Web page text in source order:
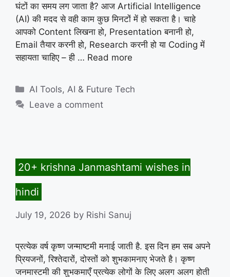
घंटों का समय लग जाता है? आज Artificial Intelligence
(AI) की मदद से वही काम कुछ मिनटों में हो सकता है। चाहे
आपको Content लिखना हो, Presentation बनानी हो,
Email तैयार करनी हो, Research करनी हो या Coding में
सहायता चाहिए – ही … Read more
Categories
AI Tools,AI & Future Tech
Leave a comment
20+ krishna Janmashtami wishes in
hindi
July 19, 2026 by Rishi Sanuj
प्रत्येक वर्ष कृष्ण जन्माष्टमी मनाई जाती है. इस दिन हम सब अपने
प्रियजनों, रिश्तेदारों, दोस्तों को शुभकामनाए भेजते है। कृष्ण
जनमास्टमी की शुभकमाएँ प्रत्येक लोगों के लिए अलग अलग होती